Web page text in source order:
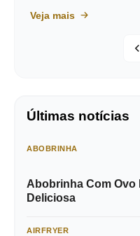
Veja mais
Últimas notícias
ABOBRINHA
Abobrinha Com Ovo
Deliciosa
AIRFRYER